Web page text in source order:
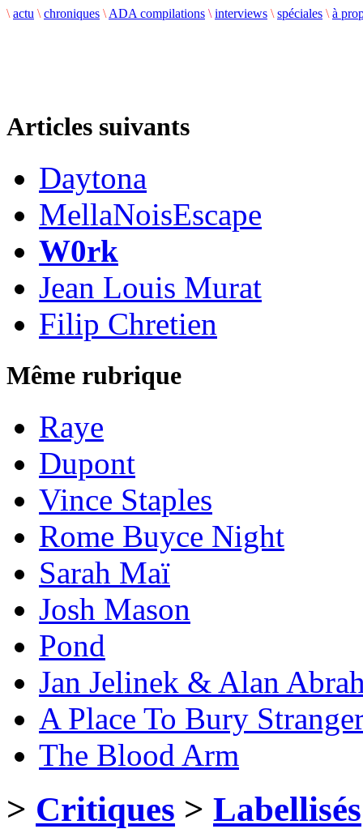
\ actu \ chroniques \ ADA compilations \ interviews \ spéciales \ à
Articles suivants
Daytona
MellaNoisEscape
W0rk
Jean Louis Murat
Filip Chretien
Même rubrique
Raye
Dupont
Vince Staples
Rome Buyce Night
Sarah Maï
Josh Mason
Pond
Jan Jelinek & Alan
A Place To Bury
The Blood Arm
> Critiques > Labellisés